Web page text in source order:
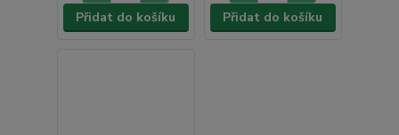
Přidat do košíku Přidat do košíku